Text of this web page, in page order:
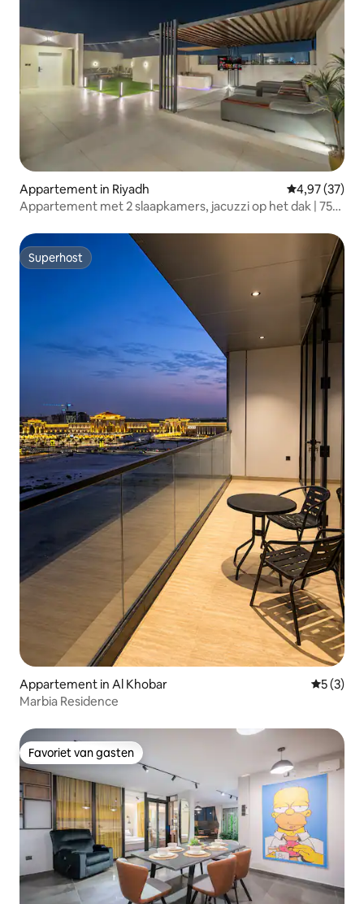
Appartement in Riyadh Gemiddelde
4,97 (37)
Appartement met 2 slaapkamers, jacuzzi op het dak | 75
Superhost
Superhost
Appartement in Al Khobar
5 (3)
Marbia Residence
Favoriet van gasten
Favoriet van gasten